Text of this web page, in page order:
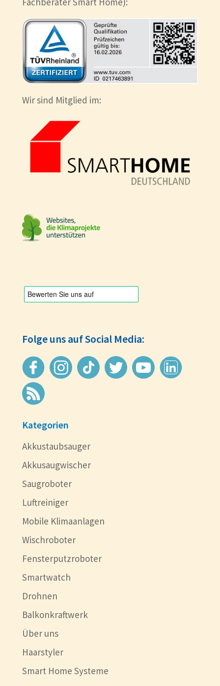
Wir sind Mitglied im:
Folge uns auf Social Media:
Kategorien
Akkustaubsauger
Akkusaugwischer
Saugroboter
Luftreiniger
Mobile Klimaanlagen
Wischroboter
Fensterputzroboter
Smartwatch
Drohnen
Balkonkraftwerk
Über uns
Haarstyler
Smart Home Systeme